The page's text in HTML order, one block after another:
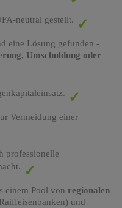
neutral gestellt.
eine Lösung gefunden -
Umschuldung oder
Vermeidung einer
professionelle
einem Pool von regionalen
und